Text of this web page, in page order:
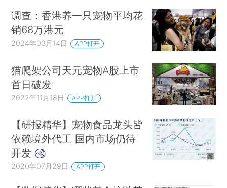
调查：香港养一只宠物平均花
销68万港元
2024年03月14日 APP打开
猫爬架公司天元宠物A股上市
首日破发
2022年11月18日 APP打开
【研报精华】宠物食品龙头皆
依赖境外代工 国内市场仍待
开发
2020年07月29日 APP打开